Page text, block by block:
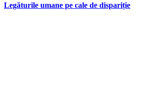
Legăturile umane pe cale de dispariție